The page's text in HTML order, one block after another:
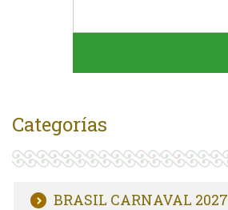
Categorías
BRASIL CARNAVAL 2027